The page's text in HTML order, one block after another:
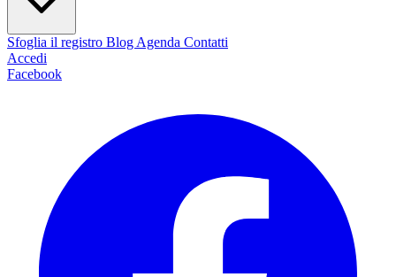
Sfoglia il registro Blog Agenda Contatti
Accedi
Facebook